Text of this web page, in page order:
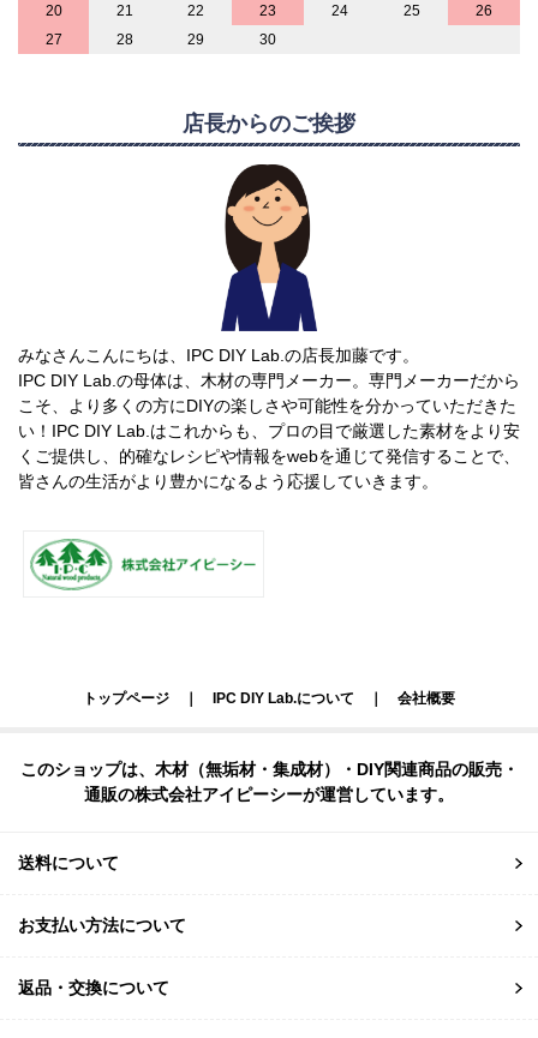
20
21 22 23 24 25
26
27
28 29 30
店長からのご挨拶
みなさんこんにちは、IPC DIY Lab.の店長加藤です。
IPC DIY Lab.の母体は、木材の専門メーカー。専門メーカーだから
こそ、より多くの方にDIYの楽しさや可能性を分かっていただきた
い！IPC DIY Lab.はこれからも、プロの目で厳選した素材をより安
くご提供し、的確なレシピや情報をwebを通じて発信することで、
皆さんの生活がより豊かになるよう応援していきます。
トップページ IPC DIY Lab.について 会社概要
このショップは、木材（無垢材・集成材）・DIY関連商品の販売・
通販の株式会社アイピーシーが運営しています。
送料について
お支払い方法について
返品・交換について